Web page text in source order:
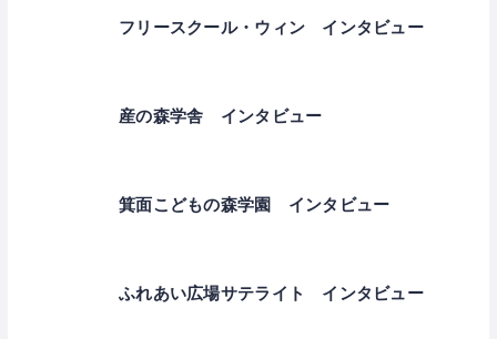
フリースクール・ウィン インタビュー
産の森学舎 インタビュー
箕面こどもの森学園 インタビュー
ふれあい広場サテライト インタビュー